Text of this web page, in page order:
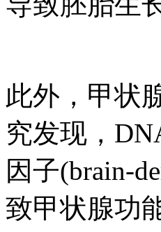
此外，甲状
究发现，
因子(brain-
致甲状腺功